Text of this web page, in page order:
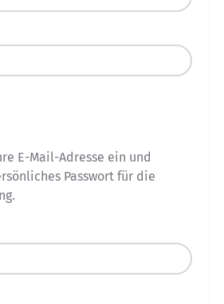
E-Mail-Adresse ein und
Passwort für die